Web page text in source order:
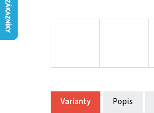
Varianty Popis